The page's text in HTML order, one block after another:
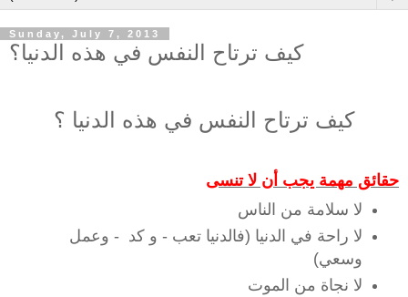
Sunday, July 7, 2013
كيف ترتاح النفس في هذه الدنيا؟
كيف ترتاح النفس في هذه الدنيا ؟
حقائق مهمة يجب أن لا تنسى
لا سلامة من الناس
لا راحة في الدنيا (فالدنيا تعب - و كد - وعمل
وسعي)
لا نجاة من الموت